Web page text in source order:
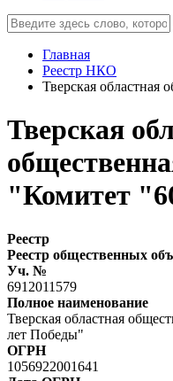
Главная
Реестр НКО
Тверская областная
Тверская
"Комитет
Реестр
Реестр общественных
Уч. №
6912011579
Полное наименование
Тверская областная
лет Победы"
ОГРН
1056922001641